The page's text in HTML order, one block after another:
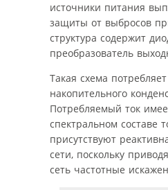
источники питания
защиты от выбросов
структура содержит
преобразователь
Такая схема
накопительного
Потребляемый ток
спектральном
присутствуют
сети, поскольку
сеть частотные